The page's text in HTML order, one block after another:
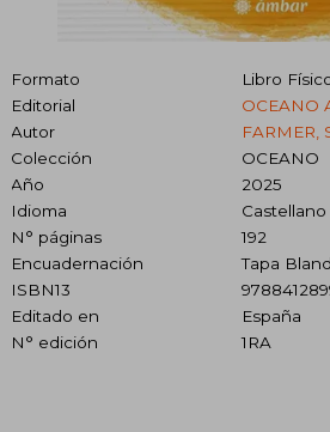
Formato
Libro
Editorial
OCEANO
Autor
FARMER,
Colección
OCEANO
Año
2025
Idioma
Castellano
N° páginas
192
Encuadernación
Tapa
ISBN13
Editado en
España
N° edición
1RA